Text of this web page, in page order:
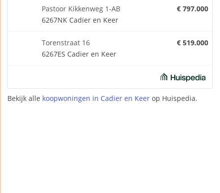
Pastoor Kikkenweg 1-AB
6267NK Cadier en Keer
€ 797.000
Torenstraat 16
6267ES Cadier en Keer
€ 519.000
Bekijk alle koopwoningen in Cadier en Keer op Huispedia.